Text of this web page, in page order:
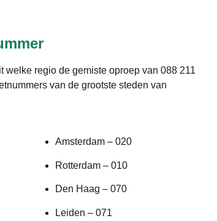
welke regio de gemiste oproep van 088 211
van de grootste steden van
Amsterdam – 020
Rotterdam – 010
Den Haag – 070
Leiden – 071